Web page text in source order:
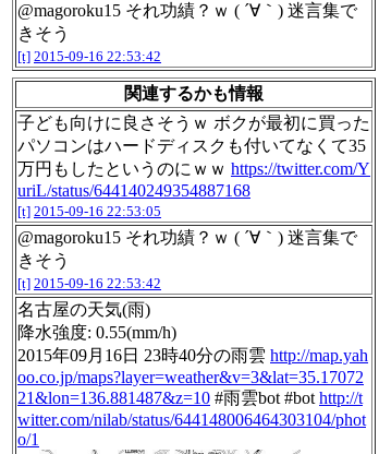
@magoroku15 それ功績？ｗ ( ´∀｀) 迷言集で
きそう
[t] 2015-09-16 22:53:42
関連するかも情報
子ども向けに良さそうｗ ボクが最初に買った
パソコンはハードディスクも付いてなくて35
万円もしたというのにｗｗ https://twitter.com/Y
uriL/status/644140249354887168
[t] 2015-09-16 22:53:05
@magoroku15 それ功績？ｗ ( ´∀｀) 迷言集で
きそう
[t] 2015-09-16 22:53:42
名古屋の天気(雨)
降水強度: 0.55(mm/h)
2015年09月16日 23時40分の雨雲 http://map.yah
oo.co.jp/maps?layer=weather&v=3&lat=35.17072
21&lon=136.881487&z=10 #雨雲bot #bothttp://t
witter.com/nilab/status/644148006464303104/phot
o/1